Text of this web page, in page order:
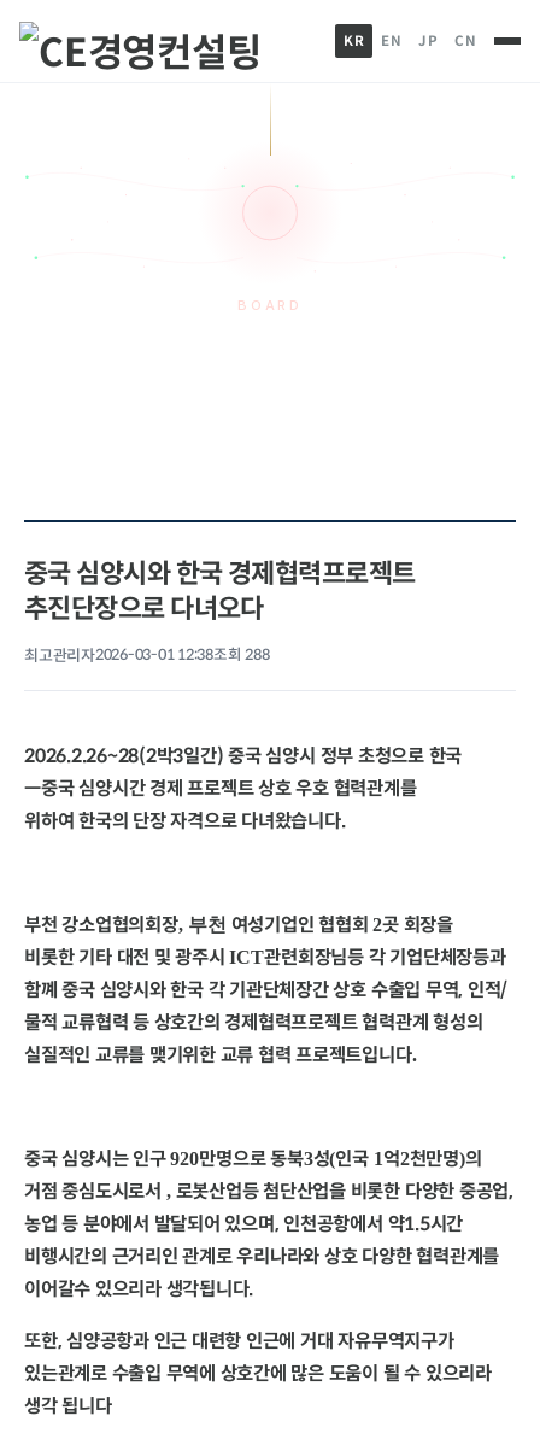
KR EN JP CN
BOARD
중국 심양시와 한국 경제협력프로젝트
추진단장으로 다녀오다
최고관리자2026-03-01 12:38조회 288
2026.2.26~28(2박3일간) 중국 심양시 정부 초청으로 한국
ㅡ중국 심양시간 경제 프로젝트 상호 우호 협력관계를
위하여한국의 단장 자격으로 다녀왔습니다.
부천 강소업협의회장, 부천 여성기업인 협협회2곳 회장을
비롯한 기타 대전 및 광주시ICT관련회장님등 각 기업단체장등과
함꼐 중국 심양시와 한국 각 기관단체장간 상호 수출입 무역, 인적/
물적 교류협력 등 상호간의 경제협력프로젝트 협력관계 형성의
실질적인 교류를 맺기위한 교류 협력 프로젝트입니다.
중국 심양시는 인구920만명으로동북3성(인국 1억2천만명)의
거점 중심도시로서 , 로봇산업등 첨단산업을 비롯한 다양한 중공업,
농업 등 분야에서 발달되어 있으며, 인천공항에서 약1.5시간
비행시간의 근거리인 관계로 우리나라와 상호 다양한 협력관계를
이어갈수 있으리라 생각됩니다.
또한, 심양공항과 인근 대련항 인근에 거대 자유무역지구가
있는관계로 수출입 무역에 상호간에 많은 도움이 될 수 있으리라
생각 됩니다